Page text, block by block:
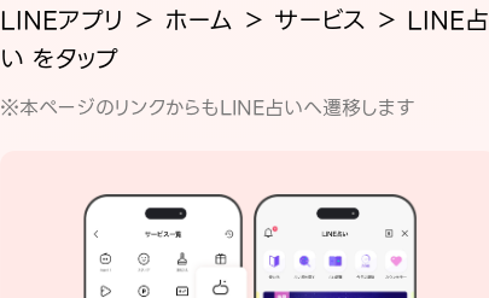
LINEアプリ ＞ ホーム ＞ サービス ＞ LINE占
い をタップ
※本ページのリンクからもLINE占いへ遷移します